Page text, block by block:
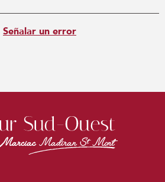
Señalar un error